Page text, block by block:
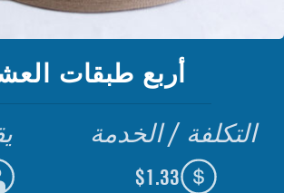
أربع طبقات
التكلفة / الخدمة
$1.33